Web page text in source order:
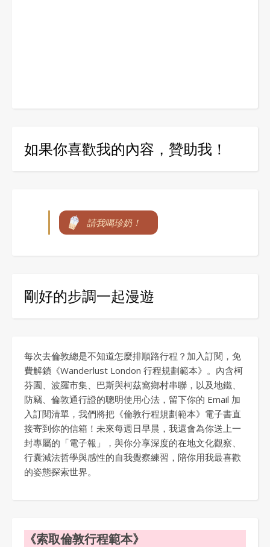
如果你喜歡我的內容，贊助我！
請我喝珍奶！
剛好的步調一起漫遊
每次去倫敦總是不知道怎麼排順路行程？加入訂閱，免
費解鎖《Wanderlust London 行程規劃範本》。內含柯
芬園、波羅市集、巴斯與柯茲窩鄉村串聯，以及地鐵、
防竊、倫敦通行證的聰明使用心法，留下你的 Email 加
入訂閱清單，我們將把《倫敦行程規劃範本》電子書直
接寄到你的信箱！未來每週日早晨，我還會為你送上一
封專屬的「電子報」，與你分享深度的在地文化觀察、
行囊減法哲學與感性的自我覺察練習，陪你用我最喜歡
的姿態探索世界。
《索取倫敦行程範本》